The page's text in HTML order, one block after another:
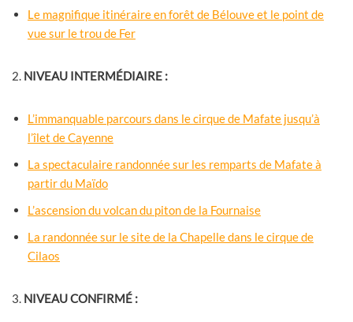
Le magnifique itinéraire en forêt de Bélouve et le point de
vue sur le trou de Fer
2. NIVEAU INTERMÉDIAIRE :
L’immanquable parcours dans le cirque de Mafate jusqu’à
l’îlet de Cayenne
La spectaculaire randonnée sur les remparts de Mafate à
partir du Maïdo
L’ascension du volcan du piton de la Fournaise
La randonnée sur le site de la Chapelle dans le cirque de
Cilaos
3. NIVEAU CONFIRMÉ :